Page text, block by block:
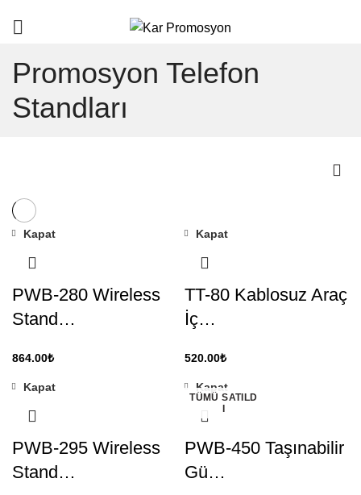
Promosyon Telefon
Standları
Kapat
PWB-280 Wireless
Stand…
864.00₺
Kapat
TT-80 Kablosuz Araç
İç…
520.00₺
Kapat
PWB-295 Wireless
Stand…
TÜMÜ SATILD
Kapat
PWB-450 Taşınabilir
Gü…